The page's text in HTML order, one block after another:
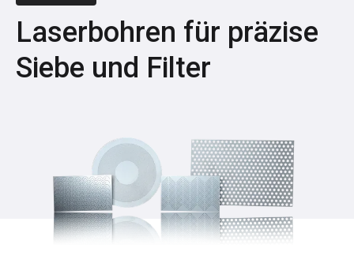
Laserbohren für präzise
Siebe und Filter